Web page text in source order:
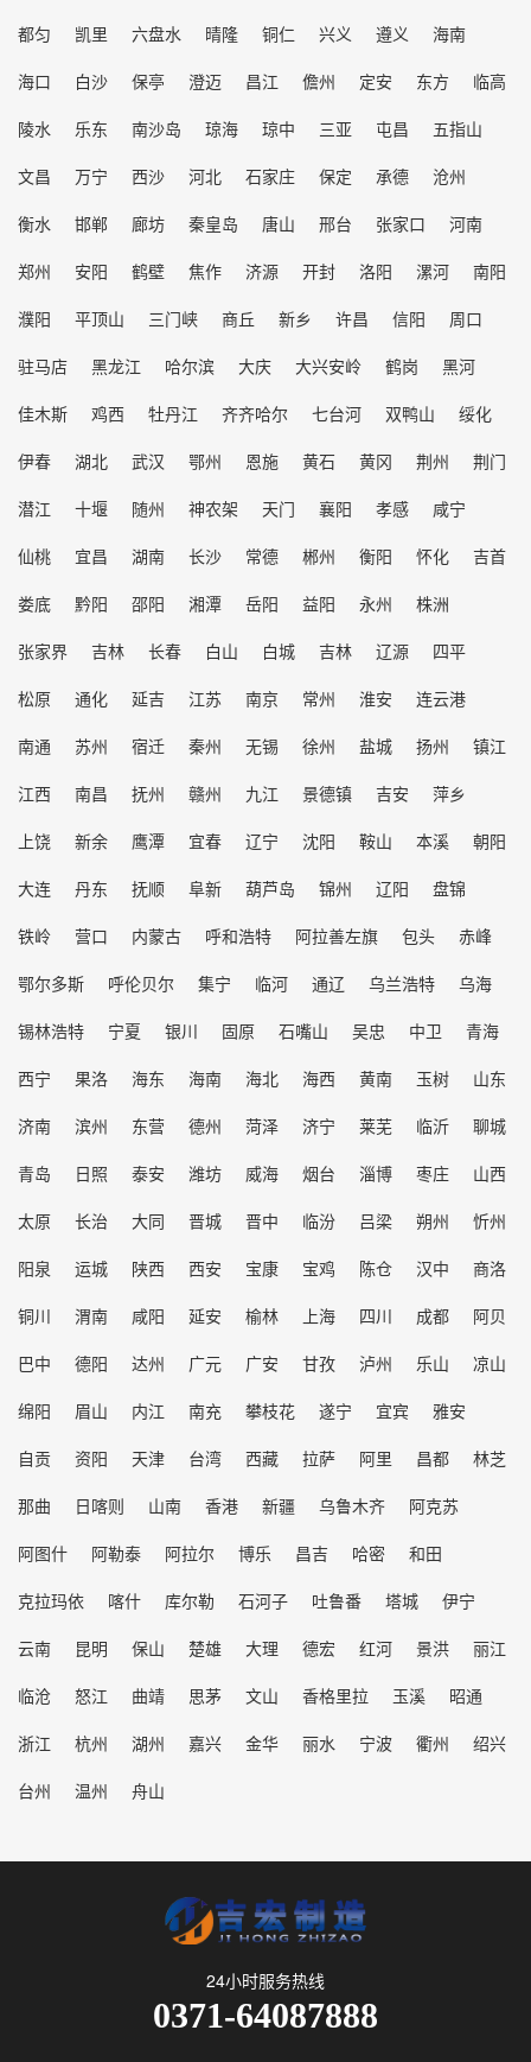
都匀
凯里 六盘水 晴隆 铜仁 兴义 遵义
海南
海口
白沙 保亭 澄迈 昌江 儋州 定安 东方
临高
陵水
乐东 南沙岛 琼海 琼中 三亚 屯昌
五指山
文昌
万宁 西沙 河北 石家庄 保定 承德
沧州
衡水
邯郸 廊坊 秦皇岛 唐山 邢台 张家口
河南
郑州
安阳 鹤壁 焦作 济源 开封 洛阳 漯河
南阳
濮阳
平顶山 三门峡 商丘 新乡 许昌 信阳
周口
驻马店
黑龙江 哈尔滨 大庆 大兴安岭 鹤岗
黑河
佳木斯
鸡西 牡丹江 齐齐哈尔 七台河 双鸭山
绥化
伊春
湖北 武汉 鄂州 恩施 黄石 黄冈 荆州
荆门
潜江
十堰 随州 神农架 天门 襄阳 孝感
咸宁
仙桃
宜昌 湖南 长沙 常德 郴州 衡阳 怀化
吉首
娄底
黔阳 邵阳 湘潭 岳阳 益阳 永州
株洲
张家界
吉林 长春 白山 白城 吉林 辽源
四平
松原
通化 延吉 江苏 南京 常州 淮安
连云港
南通
苏州 宿迁 秦州 无锡 徐州 盐城 扬州
镇江
江西
南昌 抚州 赣州 九江 景德镇 吉安
萍乡
上饶
新余 鹰潭 宜春 辽宁 沈阳 鞍山 本溪
朝阳
大连
丹东 抚顺 阜新 葫芦岛 锦州 辽阳
盘锦
铁岭
营口 内蒙古 呼和浩特 阿拉善左旗 包头
赤峰
鄂尔多斯
呼伦贝尔 集宁 临河 通辽 乌兰浩特
乌海
锡林浩特
宁夏 银川 固原 石嘴山 吴忠 中卫
青海
西宁
果洛 海东 海南 海北 海西 黄南 玉树
山东
济南
滨州 东营 德州 菏泽 济宁 莱芜 临沂
聊城
青岛
日照 泰安 潍坊 威海 烟台 淄博 枣庄
山西
太原
长治 大同 晋城 晋中 临汾 吕梁 朔州
忻州
阳泉
运城 陕西 西安 宝康 宝鸡 陈仓 汉中
商洛
铜川
渭南 咸阳 延安 榆林 上海 四川 成都
阿贝
巴中
德阳 达州 广元 广安 甘孜 泸州 乐山
凉山
绵阳
眉山 内江 南充 攀枝花 遂宁 宜宾
雅安
自贡
资阳 天津 台湾 西藏 拉萨 阿里 昌都
林芝
那曲
日喀则 山南 香港 新疆 乌鲁木齐
阿克苏
阿图什
阿勒泰 阿拉尔 博乐 昌吉 哈密
和田
克拉玛依
喀什 库尔勒 石河子 吐鲁番 塔城
伊宁
云南
昆明 保山 楚雄 大理 德宏 红河 景洪
丽江
临沧
怒江 曲靖 思茅 文山 香格里拉 玉溪
昭通
浙江
杭州 湖州 嘉兴 金华 丽水 宁波 衢州
绍兴
台州
温州 舟山
24小时服务热线
0371-64087888